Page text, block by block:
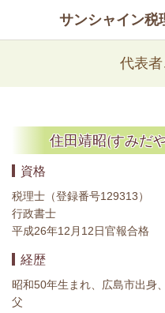
サンシャイン税
代表
住田靖昭(すみだ
資格
税理士（登録番号129313）
行政書士
平成26年12月12日官報合格
経歴
昭和50年生まれ、広島市出身
父